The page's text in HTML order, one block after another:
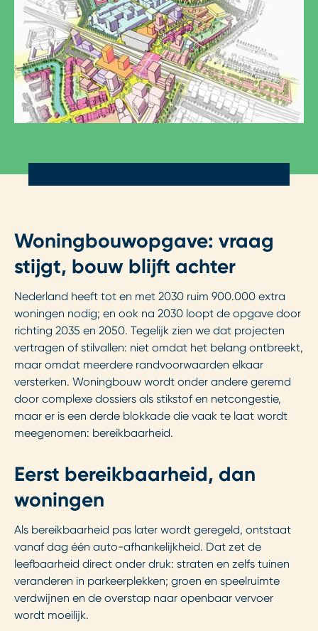
Woningbouwopgave: vraag
stijgt, bouw blijft achter
Nederland heeft tot en met 2030 ruim 900.000 extra
woningen nodig; en ook na 2030 loopt de opgave door
richting 2035 en 2050. Tegelijk zien we dat projecten
vertragen of stilvallen: niet omdat het belang ontbreekt,
maar omdat meerdere randvoorwaarden elkaar
versterken. Woningbouw wordt onder andere geremd
door complexe dossiers als stikstof en netcongestie,
maar er is een derde blokkade die vaak te laat wordt
meegenomen: bereikbaarheid.
Eerst bereikbaarheid, dan
woningen
Als bereikbaarheid pas later wordt geregeld, ontstaat
vanaf dag één auto-afhankelijkheid. Dat zet de
leefbaarheid direct onder druk: straten en zelfs tuinen
veranderen in parkeerplekken; groen en speelruimte
verdwijnen en de overstap naar openbaar vervoer
wordt moeilijk.